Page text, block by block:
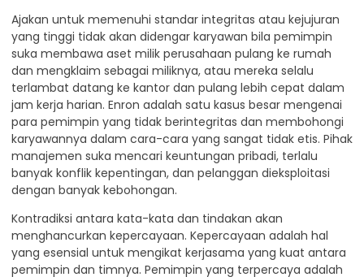
Ajakan untuk memenuhi standar integritas atau kejujuran
yang tinggi tidak akan didengar karyawan bila pemimpin
suka membawa aset milik perusahaan pulang ke rumah
dan mengklaim sebagai miliknya, atau mereka selalu
terlambat datang ke kantor dan pulang lebih cepat dalam
jam kerja harian. Enron adalah satu kasus besar mengenai
para pemimpin yang tidak berintegritas dan membohongi
karyawannya dalam cara-cara yang sangat tidak etis. Pihak
manajemen suka mencari keuntungan pribadi, terlalu
banyak konflik kepentingan, dan pelanggan dieksploitasi
dengan banyak kebohongan.
Kontradiksi antara kata-kata dan tindakan akan
menghancurkan kepercayaan. Kepercayaan adalah hal
yang esensial untuk mengikat kerjasama yang kuat antara
pemimpin dan timnya. Pemimpin yang terpercaya adalah